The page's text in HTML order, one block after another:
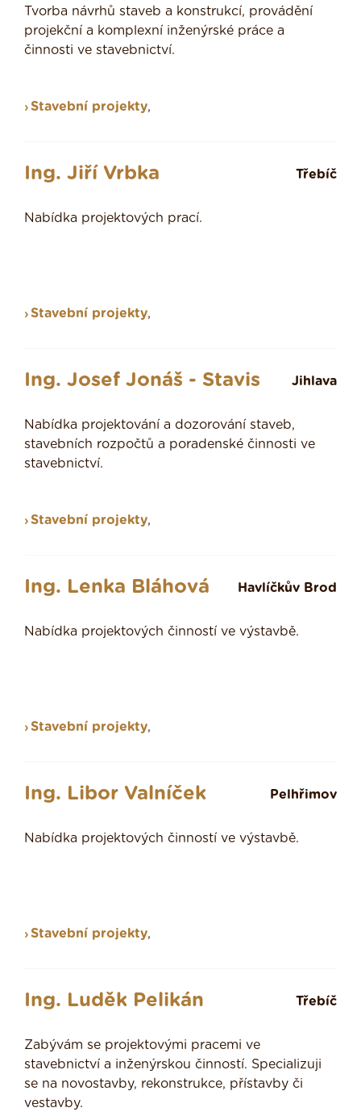
Tvorba návrhů staveb a konstrukcí, provádění
projekční a komplexní inženýrské práce a
činnosti ve stavebnictví.
Stavební projekty,
Ing. Jiří Vrbka Třebíč
Nabídka projektových prací.
Stavební projekty,
Ing. Josef Jonáš - Stavis Jihlava
Nabídka projektování a dozorování staveb,
stavebních rozpočtů a poradenské činnosti ve
stavebnictví.
Stavební projekty,
Ing. Lenka Bláhová Havlíčkův Brod
Nabídka projektových činností ve výstavbě.
Stavební projekty,
Ing. Libor Valníček Pelhřimov
Nabídka projektových činností ve výstavbě.
Stavební projekty,
Ing. Luděk Pelikán Třebíč
Zabývám se projektovými pracemi ve
stavebnictví a inženýrskou činností. Specializuji
se na novostavby, rekonstrukce, přístavby či
vestavby.